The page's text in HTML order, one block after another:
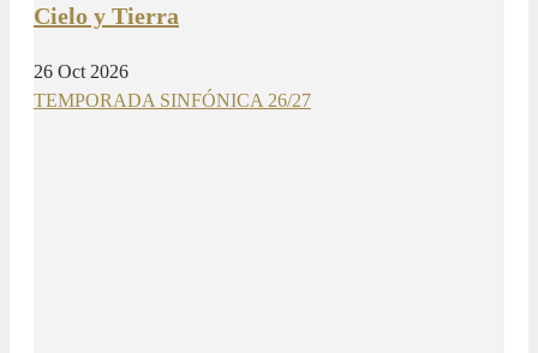
Cielo y Tierra
26 Oct 2026
TEMPORADA SINFÓNICA 26/27